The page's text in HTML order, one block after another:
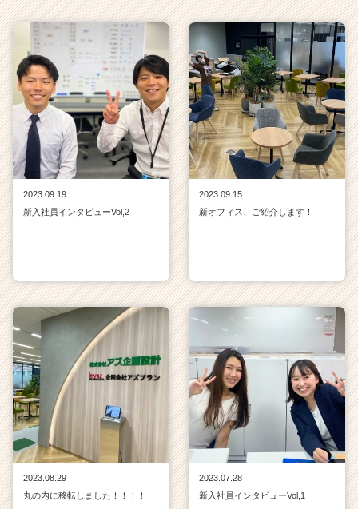
2023.09.19
新入社員インタビューVol,2
2023.09.15
新オフィス、ご紹介します！
2023.08.29
丸の内に移転しました！！！！
2023.07.28
新入社員インタビューVol,1